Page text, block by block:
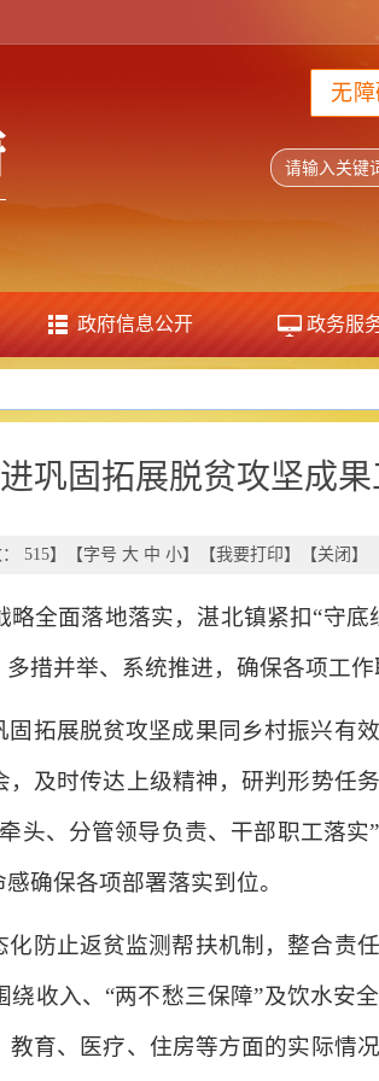
无
政府信息公开 政务服
巩固拓展脱贫攻坚成果
515】【字号 大 中 小】【我要打印】【关闭 】
全面落地落实，湛北镇紧扣“守底
措并举、系统推进，确保各项工作
拓展脱贫攻坚成果同乡村振兴有
及时传达上级精神，研判形势任
头、分管领导负责、干部职工落实
确保各项部署落实到位。
防止返贫监测帮扶机制，整合责
收入、“两不愁三保障”及饮水安
育、医疗、住房等方面的实际情